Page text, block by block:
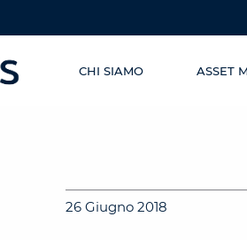
CHI SIAMO ASSET
26 Giugno 2018